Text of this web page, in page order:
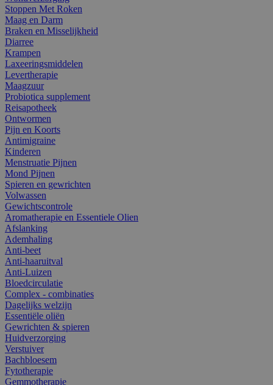
Stoppen Met Roken
Maag en Darm
Braken en Misselijkheid
Diarree
Krampen
Laxeeringsmiddelen
Levertherapie
Maagzuur
Probiotica supplement
Reisapotheek
Ontwormen
Pijn en Koorts
Antimigraine
Kinderen
Menstruatie Pijnen
Mond Pijnen
Spieren en gewrichten
Volwassen
Gewichtscontrole
Aromatherapie en Essentiele Olien
Afslanking
Ademhaling
Anti-beet
Anti-haaruitval
Anti-Luizen
Bloedcirculatie
Complex - combinaties
Dagelijks welzijn
Essentiële oliën
Gewrichten & spieren
Huidverzorging
Verstuiver
Bachbloesem
Fytotherapie
Gemmotherapie